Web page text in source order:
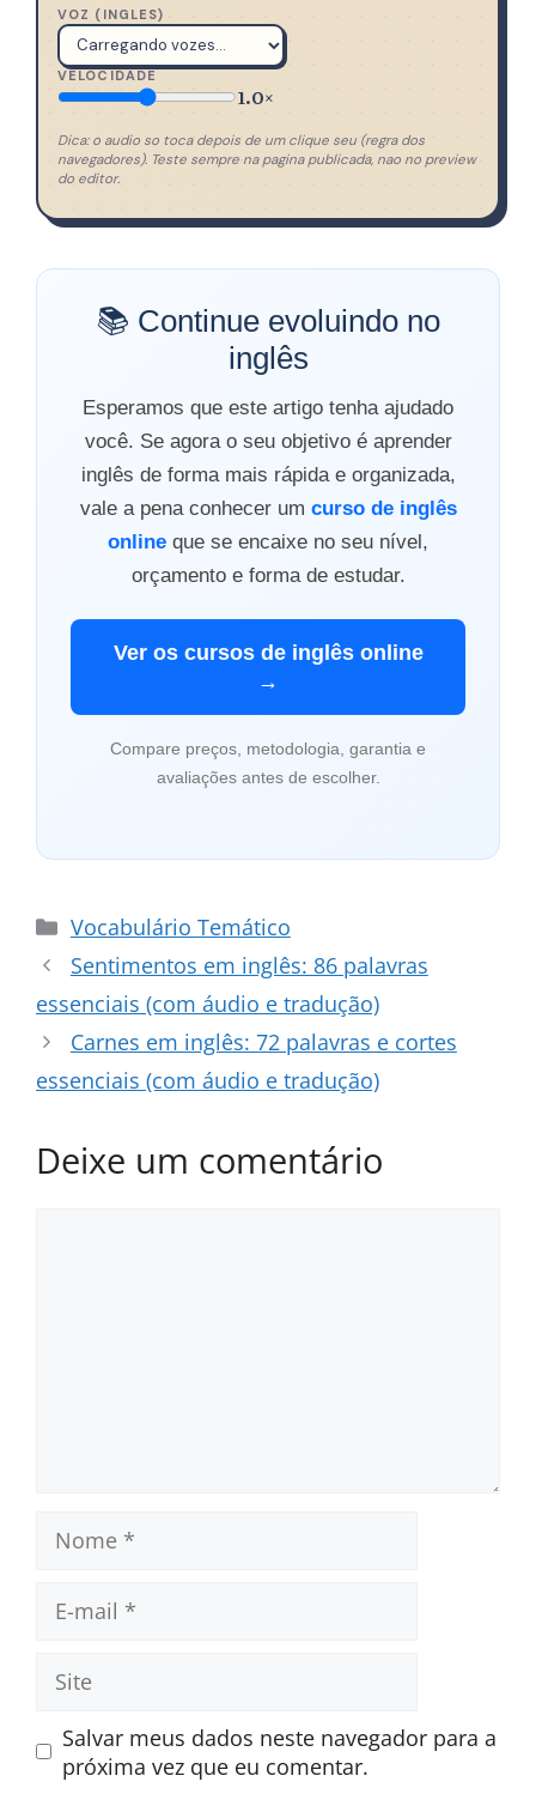
VOZ (INGLES)
VELOCIDADE
1.0×
Dica: o audio so toca depois de um clique seu (regra dos
navegadores). Teste sempre na pagina publicada, nao no preview
do editor.
📚 Continue evoluindo no
inglês
Esperamos que este artigo tenha ajudado
você. Se agora o seu objetivo é aprender
inglês de forma mais rápida e organizada,
vale a pena conhecer um curso de inglês
online que se encaixe no seu nível,
orçamento e forma de estudar.
Ver os cursos de inglês online
→
Compare preços, metodologia, garantia e
avaliações antes de escolher.
Categorias
Vocabulário Temático
Sentimentos em inglês: 86 palavras
essenciais (com áudio e tradução)
Carnes em inglês: 72 palavras e cortes
essenciais (com áudio e tradução)
Deixe um comentário
mail
Salvar meus dados neste navegador para a
próxima vez que eu comentar.